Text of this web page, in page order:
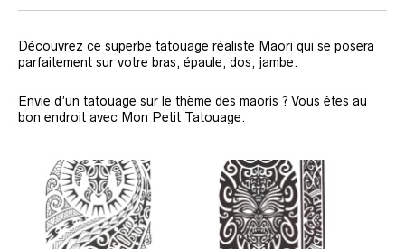
Découvrez ce superbe tatouage réaliste Maori qui se posera
parfaitement sur votre bras, épaule, dos, jambe.
Envie d’un tatouage sur le thème des maoris ? Vous êtes au
bon endroit avec Mon Petit Tatouage.